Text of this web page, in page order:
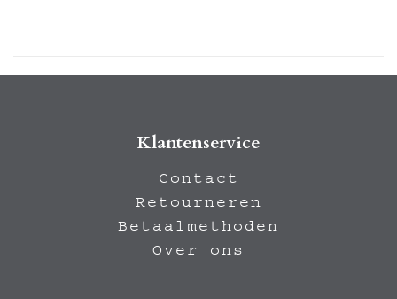
Klantenservice
Contact
Retourneren
Betaalmethoden
Over ons